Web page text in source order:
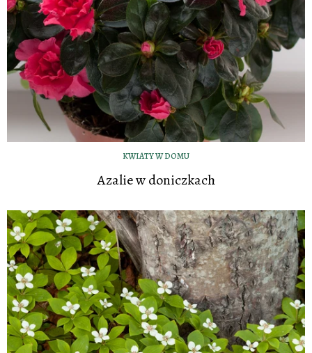
KWIATY W DOMU
Azalie w doniczkach